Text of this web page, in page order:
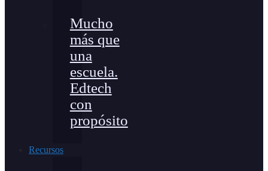
Mucho
más que
una
escuela.
Edtech
con
propósito
Recursos